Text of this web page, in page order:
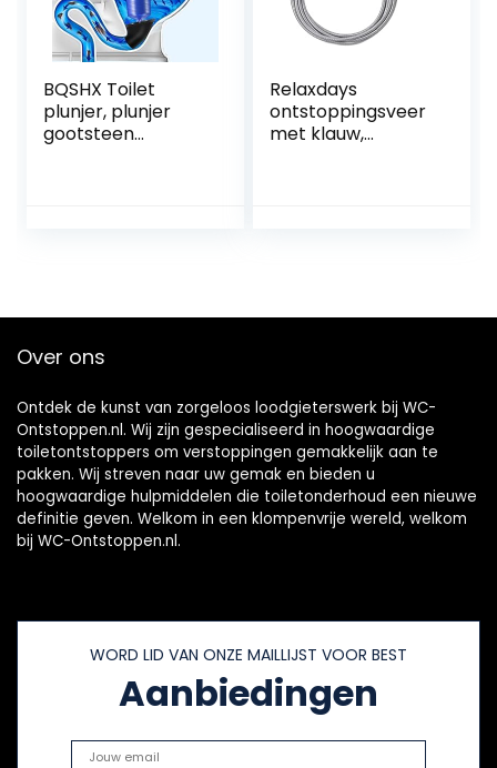
BQSHX Toilet
plunjer, plunjer
gootsteen
Relaxdays
ontstoppingsveer
met klauw,
Over ons
Ontdek de kunst van zorgeloos loodgieterswerk bij WC-
Ontstoppen.nl. Wij zijn gespecialiseerd in hoogwaardige
toiletontstoppers om verstoppingen gemakkelijk aan te
pakken. Wij streven naar uw gemak en bieden u
hoogwaardige hulpmiddelen die toiletonderhoud een nieuwe
definitie geven. Welkom in een klompenvrije wereld, welkom
bij WC-Ontstoppen.nl.
WORD LID VAN ONZE MAILLIJST VOOR BEST
Aanbiedingen